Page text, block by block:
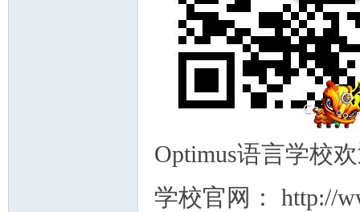
Optimus语言学校
学校官网： http://